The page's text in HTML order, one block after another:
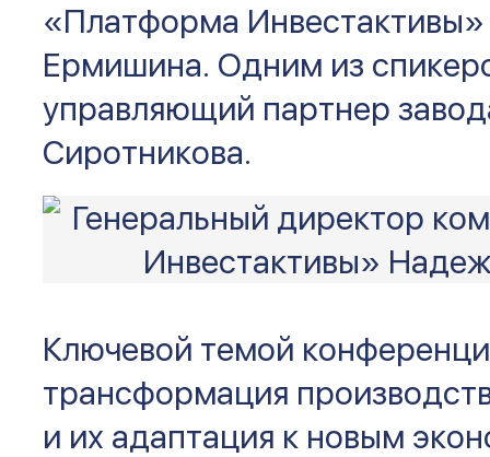
«Платформа
Ермишина. Одним из
управляющий партнер
Сиротникова.
Ключевой темой
трансформация
и их адаптация к новым